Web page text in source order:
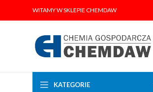
WITAMY W SKLEPIE CHEMDAW
KATEGORIE